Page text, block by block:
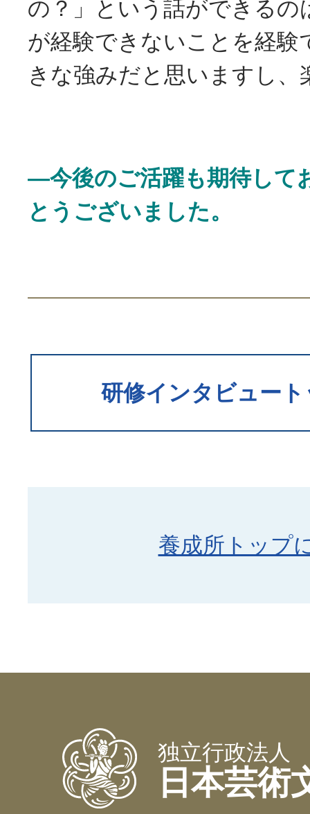
の？」という話ができるの
が経験できないことを経験
きな強みだと思いますし、
―今後のご活躍も期待して
とうございました。
研修インタビュー
養成所トップ
独立行政法人
日本芸術